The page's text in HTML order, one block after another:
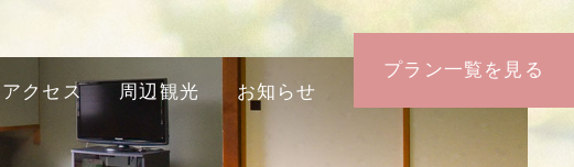
アクセス 周辺観光 お知らせ
プラン一覧を見る